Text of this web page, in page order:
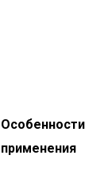
Особенности
применения